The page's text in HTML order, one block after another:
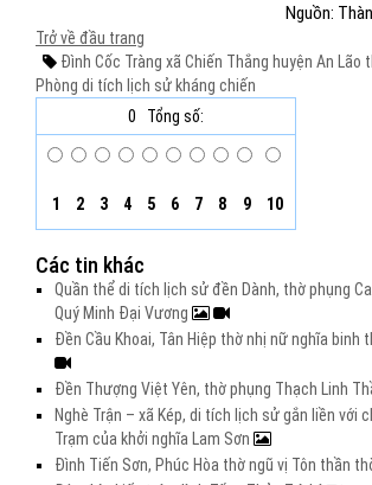
Nguồn:
Trở về đầu trang
Đình Cốc Tràng xã Chiến Thắng huyện An Lão
Phòng di tích lịch sử kháng chiến
0
Tổng số:
1 2 3 4 5 6 7 8 9 10
Các tin khác
Quần thể di tích lịch sử đền Dành, thờ phụng
Quý Minh Đại Vương
Đền Cầu Khoai, Tân Hiệp thờ nhị nữ nghĩa binh
Đền Thượng Việt Yên, thờ phụng Thạch Linh
Nghè Trận – xã Kép, di tích lịch sử gắn liền với
Trạm của khởi nghĩa Lam Sơn
Đình Tiến Sơn, Phúc Hòa thờ ngũ vị Tôn thần